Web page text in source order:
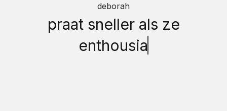
deborah
praat sneller als ze
enthousias